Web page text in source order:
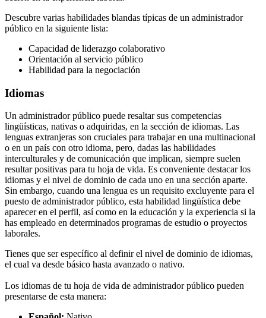
Descubre varias habilidades blandas típicas de un administrador
público en la siguiente lista:
Capacidad de liderazgo colaborativo
Orientación al servicio público
Habilidad para la negociación
Idiomas
Un administrador público puede resaltar sus competencias
lingüísticas, nativas o adquiridas, en la sección de idiomas. Las
lenguas extranjeras son cruciales para trabajar en una multinacional
o en un país con otro idioma, pero, dadas las habilidades
interculturales y de comunicación que implican, siempre suelen
resultar positivas para tu hoja de vida. Es conveniente destacar los
idiomas y el nivel de dominio de cada uno en una sección aparte.
Sin embargo, cuando una lengua es un requisito excluyente para el
puesto de administrador público, esta habilidad lingüística debe
aparecer en el perfil, así como en la educación y la experiencia si la
has empleado en determinados programas de estudio o proyectos
laborales.
Tienes que ser específico al definir el nivel de dominio de idiomas,
el cual va desde básico hasta avanzado o nativo.
Los idiomas de tu hoja de vida de administrador público pueden
presentarse de esta manera: